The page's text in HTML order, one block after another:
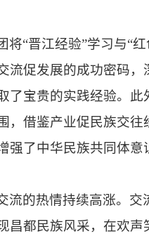
将“晋江经验”学习与“
流促发展的成功密码
了宝贵的实践经验。
，借鉴产业促民族交
强了中华民族共同体
流的热情持续高涨。交
昌都民族风采，在欢声